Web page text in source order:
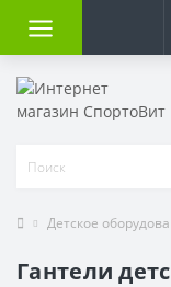
Детское
Гантели